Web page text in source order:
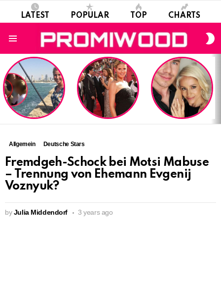
LATEST POPULAR TOP CHARTS
LATEST
STORIES
Allgemein Deutsche Stars
Fremdgeh-Schock bei Motsi Mabuse
– Trennung von Ehemann Evgenij
Voznyuk?
by Julia Middendorf 3 years ago